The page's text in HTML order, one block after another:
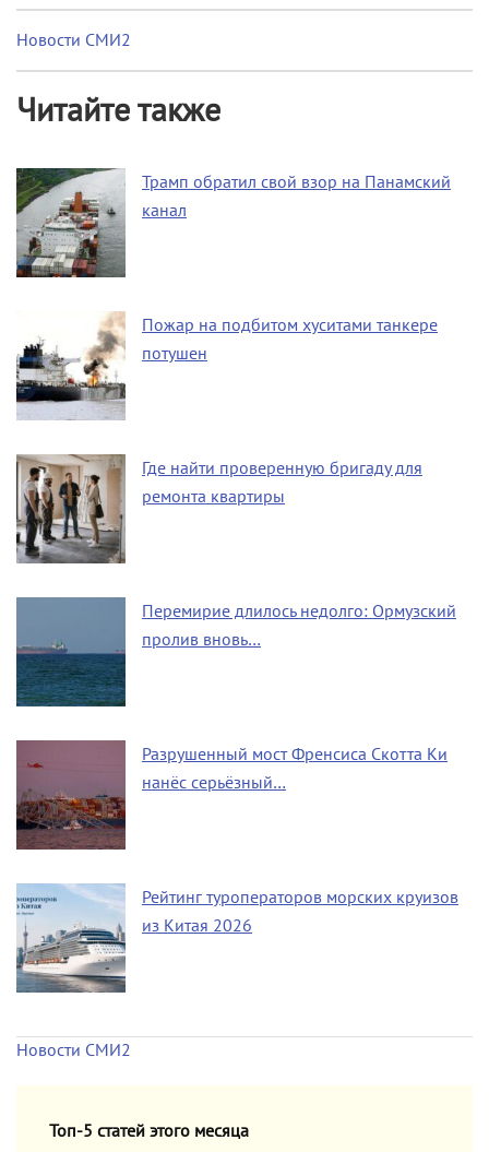
Новости СМИ2
Читайте также
Трамп обратил свой взор на Панамский
канал
Пожар на подбитом хуситами танкере
потушен
Где найти проверенную бригаду для
ремонта квартиры
Перемирие длилось недолго: Ормузский
пролив вновь…
Разрушенный мост Френсиса Скотта Ки
нанёс серьёзный…
Рейтинг туроператоров морских круизов
из Китая 2026
Новости СМИ2
Топ-5 статей этого месяца